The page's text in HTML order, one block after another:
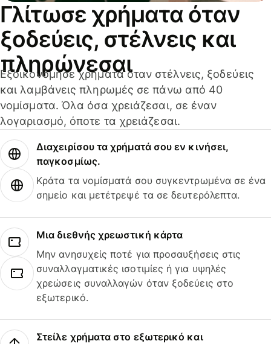
Γλίτωσε χρήματα όταν
ξοδεύεις, στέλνεις και
πληρώνεσαι
Εξοικονόμησε χρήματα όταν στέλνεις, ξοδεύεις
και λαμβάνεις πληρωμές σε πάνω από 40
νομίσματα. Όλα όσα χρειάζεσαι, σε έναν
λογαριασμό, όποτε τα χρειάζεσαι.
Διαχειρίσου τα χρήματά σου εν κινήσει,
παγκοσμίως.
Κράτα τα νομίσματά σου συγκεντρωμένα σε ένα
σημείο και μετέτρεψέ τα σε δευτερόλεπτα.
Μια διεθνής χρεωστική κάρτα
Μην ανησυχείς ποτέ για προσαυξήσεις στις
συναλλαγματικές ισοτιμίες ή για υψηλές
χρεώσεις συναλλαγών όταν ξοδεύεις στο
εξωτερικό.
Στείλε χρήματα στο εξωτερικό και